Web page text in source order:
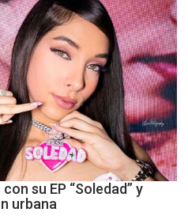
su EP “Soledad” y
urbana